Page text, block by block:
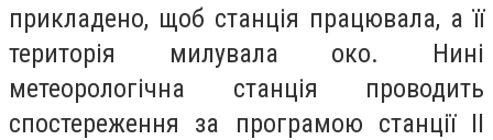
прикладено, щоб станція працювала, а її
територія милувала око. Нині
метеорологічна станція проводить
спостереження за програмою станції II